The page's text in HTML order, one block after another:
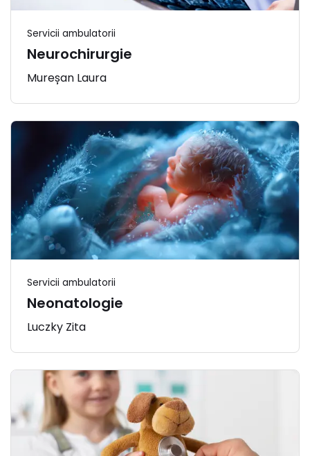
Servicii ambulatorii
Neurochirurgie
Mureșan Laura
Servicii ambulatorii
Neonatologie
Luczky Zita